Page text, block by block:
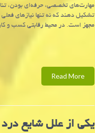
مهارت‌های تخصصی، حرفه‌ای بودن،
تشکیل دهند که نه تنها نیازهای
مجهز است. در محیط رقابتی کسب و
Read More
یکی از علل شایع